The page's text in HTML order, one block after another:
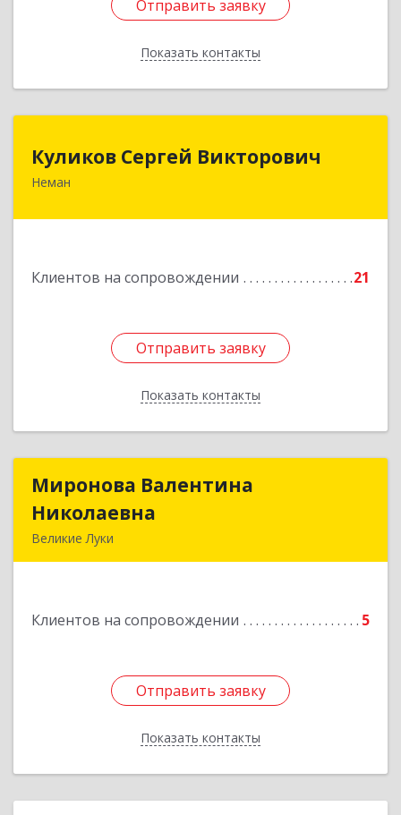
Отправить заявку
Показать контакты
Отправить заявку
Назад
Куликов Сергей Викторович
Неман
Клиентов на сопровождении 21
Отправить заявку
Показать контакты
Куликов Сергей Викторович
Отправить заявку
Назад
Миронова Валентина
Николаевна
Великие Луки
Клиентов на сопровождении 5
Отправить заявку
Показать контакты
Миронова Валентина
Отправить заявку
Назад